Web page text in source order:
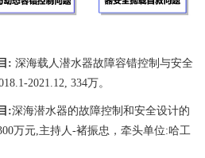
: 深海载人潜水器故障容错控制与安全
2021.12, 334万。
:深海潜水器的故障控制和安全设计的
万元,主持人-褚振忠，牵头单位:哈工